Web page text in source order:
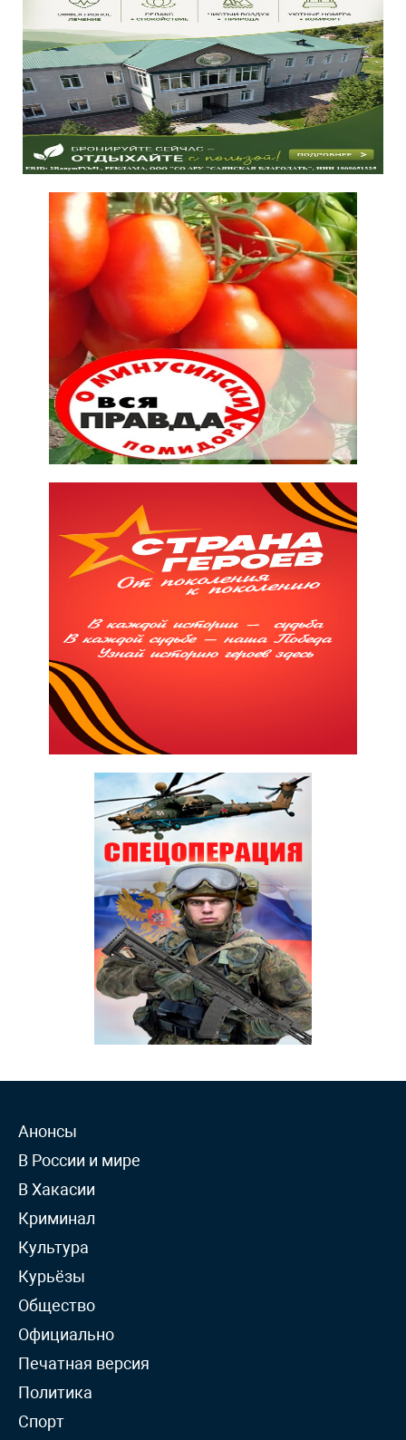
Анонсы
В России и мире
В Хакасии
Криминал
Культура
Курьёзы
Общество
Официально
Печатная версия
Политика
Спорт